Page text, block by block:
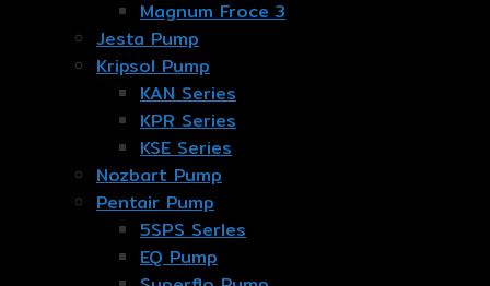
Magnum Froce 3
Jesta Pump
Kripsol Pump
KAN Series
KPR Series
KSE Series
Nozbart Pump
Pentair Pump
5SPS Serles
EQ Pump